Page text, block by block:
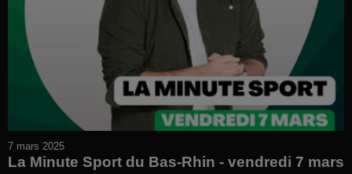
7 mars 2025
La Minute Sport du Bas-Rhin - vendredi 7 mars